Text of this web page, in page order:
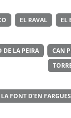
EL RAVAL EL
DE LA PEIRA CAN
LA FONT D’EN FARGUES